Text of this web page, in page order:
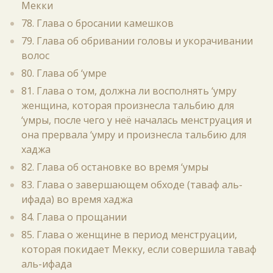
Мекки
78. Глава о бросании камешков
79. Глава об обривании головы и укорачивании
волос
80. Глава об ‘умре
81. Глава о том, должна ли восполнять ‘умру
женщина, которая произнесла тальбию для
‘умры, после чего у неё началась менструация и
она прервала ‘умру и произнесла тальбию для
хаджа
82. Глава об остановке во время ‘умры
83. Глава о завершающем обходе (таваф аль-
ифада) во время хаджа
84. Глава о прощании
85. Глава о женщине в период менструации,
которая покидает Мекку, если совершила таваф
аль-ифада